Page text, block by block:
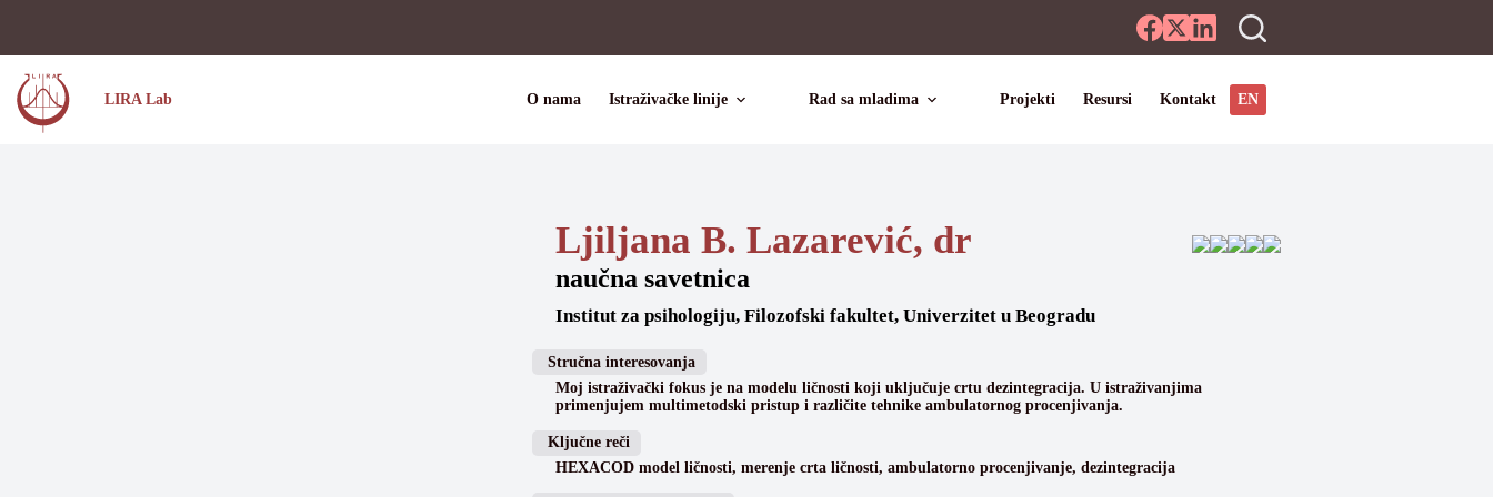
LIRA Lab O nama Istraživačke linije Rad sa mladima Projekti Resursi Kontakt EN
Ljiljana B. Lazarević, dr
naučna savetnica
Institut za psihologiju, Filozofski fakultet, Univerzitet u Beogradu
Stručna interesovanja
Moj istraživački fokus je na modelu ličnosti koji uključuje crtu dezintegracija. U istraživanjima
primenjujem multimetodski pristup i različite tehnike ambulatornog procenjivanja.
Ključne reči
HEXACOD model ličnosti, merenje crta ličnosti, ambulatorno procenjivanje, dezintegracija